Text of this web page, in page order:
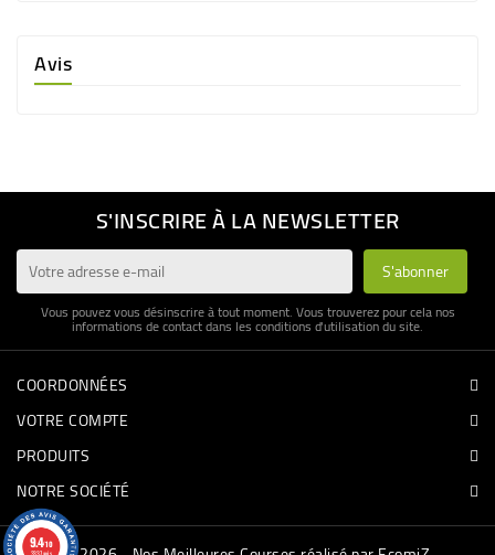
Avis
S'INSCRIRE À LA NEWSLETTER
Vous pouvez vous désinscrire à tout moment. Vous trouverez pour cela nos
informations de contact dans les conditions d'utilisation du site.
COORDONNÉES
VOTRE COMPTE
PRODUITS
NOTRE SOCIÉTÉ
9.4/10